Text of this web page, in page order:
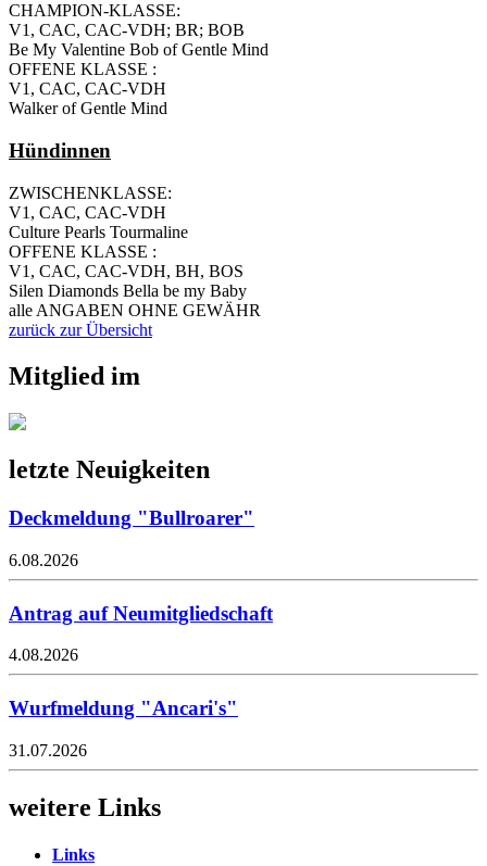
CHAMPION-KLASSE:
V1, CAC, CAC-VDH; BR; BOB
Be My Valentine Bob of Gentle Mind
OFFENE KLASSE :
V1, CAC, CAC-VDH
Walker of Gentle Mind
Hündinnen
ZWISCHENKLASSE:
V1, CAC, CAC-VDH
Culture Pearls Tourmaline
OFFENE KLASSE :
V1, CAC, CAC-VDH, BH, BOS
Silen Diamonds Bella be my Baby
alle ANGABEN OHNE GEWÄHR
zurück zur Übersicht
Mitglied im
letzte Neuigkeiten
Deckmeldung "Bullroarer"
6.08.2026
Antrag auf Neumitgliedschaft
4.08.2026
Wurfmeldung "Ancari's"
31.07.2026
weitere Links
Links